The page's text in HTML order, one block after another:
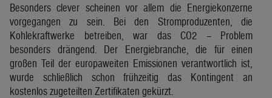
Besonders clever scheinen vor allem die Energiekonzerne
vorgegangen zu sein. Bei den Stromproduzenten, die
Kohlekraftwerke betreiben, war das CO2 – Problem
besonders drängend. Der Energiebranche, die für einen
großen Teil der europaweiten Emissionen verantwortlich ist,
wurde schließlich schon frühzeitig das Kontingent an
kostenlos zugeteilten Zertifikaten gekürzt.